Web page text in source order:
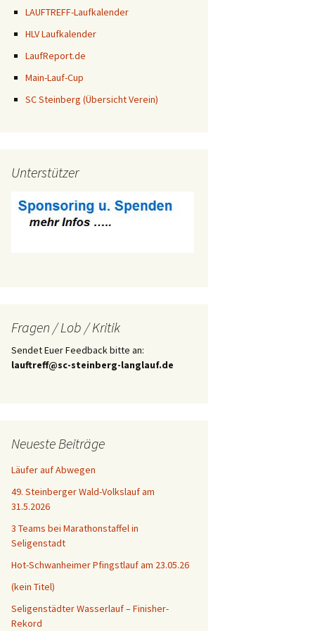
LAUFTREFF-Laufkalender
HLV Laufkalender
LaufReport.de
Main-Lauf-Cup
SC Steinberg (Übersicht Verein)
Unterstützer
Fragen / Lob / Kritik
Sendet Euer Feedback bitte an:
lauftreff@sc-steinberg-langlauf.de
Neueste Beiträge
Läufer auf Abwegen
49. Steinberger Wald-Volkslauf am
31.5.2026
3 Teams bei Marathonstaffel in
Seligenstadt
Hot-Schwanheimer Pfingstlauf am 23.05.26
(kein Titel)
Seligenstädter Wasserlauf – Finisher-
Rekord